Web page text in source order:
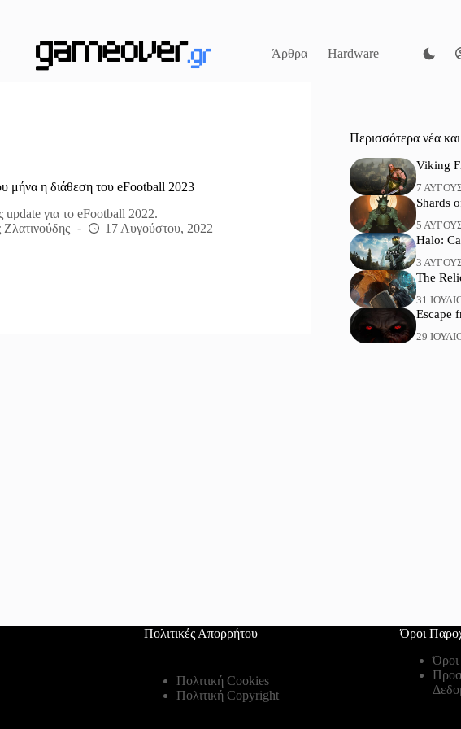
Άρθρα Hardware
μήνα η διάθεση του eFootball 2023
για το eFootball 2022.
Ζλατινούδης
17 Αυγούστου, 2022
Περισσότερα νέα
Viking
7
Shards
5
Halo:
3
The
31
Escape
29
Πολιτικές Απορρήτου
Πολιτική Cookies
Πολιτική Copyright
Όροι